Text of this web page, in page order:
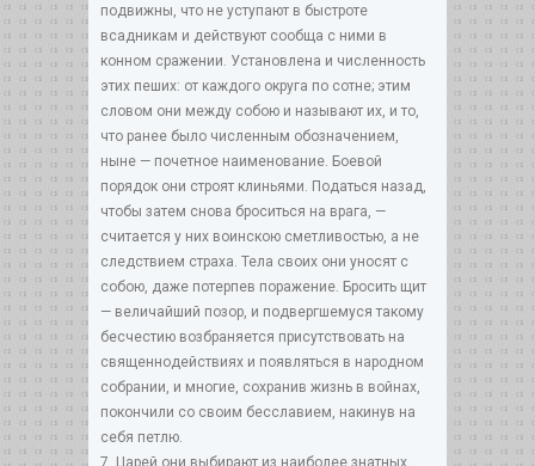
подвижны, что не уступают в быстроте
всадникам и действуют сообща с ними в
конном сражении. Установлена и численность
этих пеших: от каждого округа по сотне; этим
словом они между собою и называют их, и то,
что ранее было численным обозначением,
ныне — почетное наименование. Боевой
порядок они строят клиньями. Податься назад,
чтобы затем снова броситься на врага, —
считается у них воинскою сметливостью, а не
следствием страха. Тела своих они уносят с
собою, даже потерпев поражение. Бросить щит
— величайший позор, и подвергшемуся такому
бесчестию возбраняется присутствовать на
священнодействиях и появляться в народном
собрании, и многие, сохранив жизнь в войнах,
покончили со своим бесславием, накинув на
себя петлю.
7. Царей они выбирают из наиболее знатных,